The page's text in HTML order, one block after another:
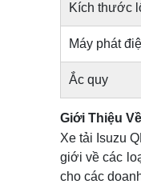
Kích thước
Máy phát
Ắc quy
Giới Thiệu
Xe tải Isuzu
giới về các
cho các